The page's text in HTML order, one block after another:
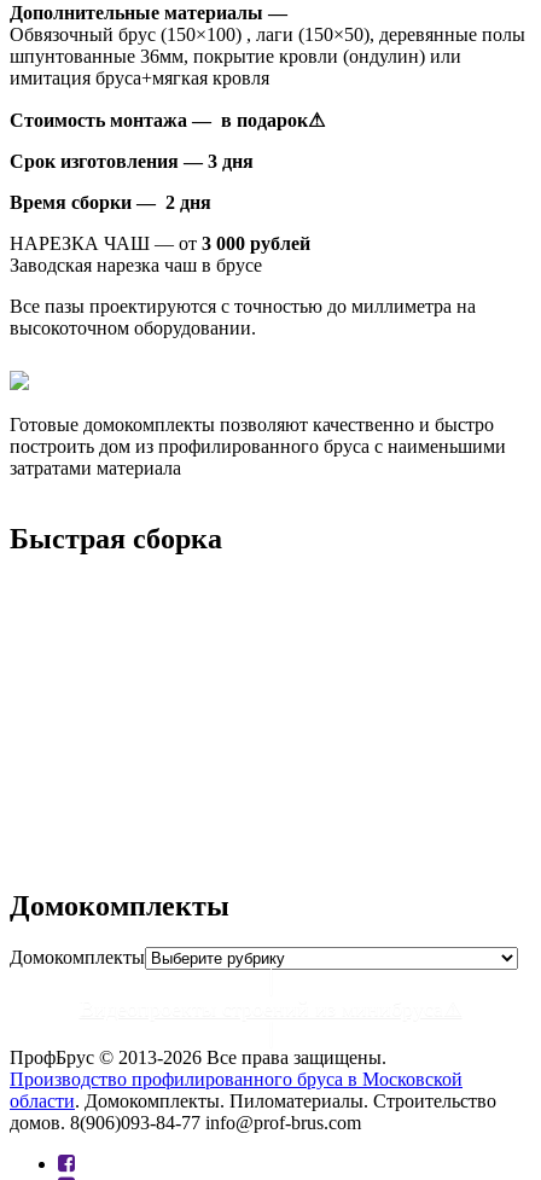
Дополнительные материалы —
Обвязочный брус (150×100) , лаги (150×50), деревянные полы
шпунтованные 36мм, покрытие кровли (ондулин) или
имитация бруса+мягкая кровля
Стоимость монтажа — в подарок⚠
Срок изготовления — 3 дня
Время сборки — 2 дня
НАРЕЗКА ЧАШ — от 3 000 рублей
Заводская нарезка чаш в брусе
Все пазы проектируются с точностью до миллиметра на
высокоточном оборудовании.
Готовые домокомплекты позволяют качественно и быстро
построить дом из профилированного бруса с наименьшими
затратами материала
Быстрая сборка
Домокомплекты
Домокомплекты
ПрофБрус © 2013-2026 Все права защищены.
Производство профилированного бруса в Московской
области. Домокомплекты. Пиломатериалы. Строительство
домов. 8(906)093-84-77 info@prof-brus.com